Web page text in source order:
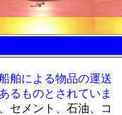
舶による物品の運送
るものとされていま
セメント、石油、コ